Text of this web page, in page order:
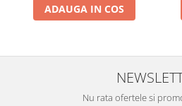
ADAUGA IN COS
Nu rata ofertele si